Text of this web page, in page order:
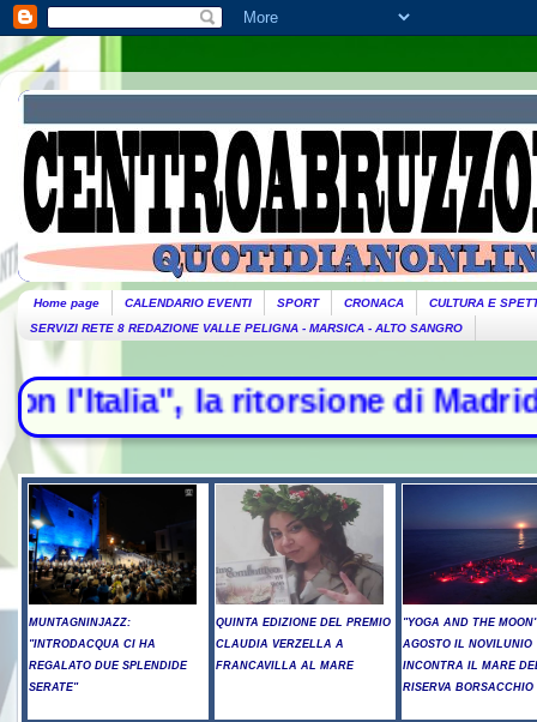
Home page CALENDARIO EVENTI SPORT CRONACA
CULTURA E
SERVIZI RETE 8 REDAZIONE VALLE PELIGNA - MARSICA - ALTO SANGRO
la ritorsione di Madrid -
MUNTAGNINJAZZ:
"INTRODACQUA CI HA
REGALATO DUE SPLENDIDE
SERATE"
QUINTA EDIZIONE DEL PREMIO
CLAUDIA VERZELLA A
FRANCAVILLA AL MARE
"YOGA AND THE
AGOSTO IL NOVILUNIO
INCONTRA IL MARE
RISERVA BORSACCHIO